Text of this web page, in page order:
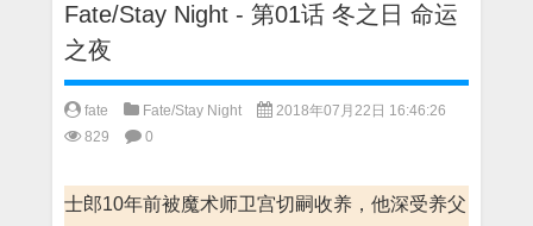
Fate/Stay Night - 第01话 冬之日 命运
之夜
fate Fate/Stay Night
2018年07月22日 16:46:26
829
0
士郎10年前被魔术师卫宫切嗣收养，他深受养父